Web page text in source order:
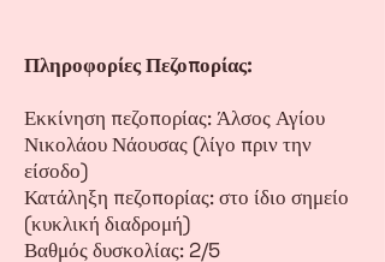
Πληροφορίες Πεζοπορίας:
Εκκίνηση πεζοπορίας: Άλσος Αγίου
Νικολάου Νάουσας (λίγο πριν την
είσοδο)
Κατάληξη πεζοπορίας: στο ίδιο σημείο
(κυκλική διαδρομή)
Βαθμός δυσκολίας: 2/5